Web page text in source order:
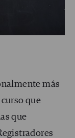
más
que
que